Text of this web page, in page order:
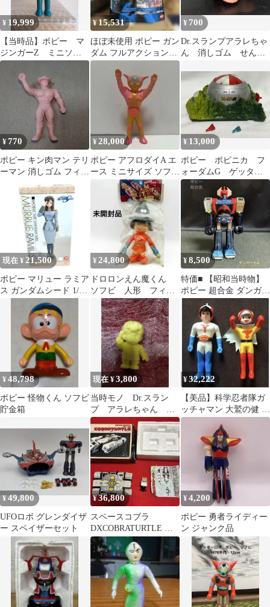
¥ 19,999
【当時品】ポピー マ
ジンガーZ ミニソフ
ビ 昭和レトロ
¥ 15,531
ほぼ未使用 ポピー ガン
ダム フルアクション
RX−78−2 ガンダム
¥ 700
Dr.スランプアラレちゃ
ん 消しゴム せんべ
機 昭和レトロ
¥770
ポピー キン肉マン テリ
ーマン 消しゴム フィギ
ュア キン消し デカ消し
¥28,000
ポピー アフロダイA エ
ース ミニサイズ ソフビ
マジンガーZ レトロ 永
¥ 13,000
ポピー ポピニカ フ
ォーダムG ゲッター
ロボG
現在 ¥ 21,500
ポピー マリュー ラミア
ス ガンダムシード 1/7
B-CLUB フィギュア
¥ 24,800
ドロロンえん魔くん
ソフビ 人形 フィギ
ュア 当時物 永井
豪 昭和レトロ 未開
¥8,500
特価■ 【昭和当時物】
ポピー 超合金 ダンガー
ドA
¥48,798
ポピー 怪物くん ソフビ
貯金箱
現在 ¥3,800
当時モノ Dr.スラン
プ アラレちゃん 消
しゴム チャイナ服＆
ポニーテール 黄色
¥32,222
【美品】科学忍者隊ガ
ッチャマン 大鷲の健 燕
の甚平 ソフビ ポピー
中嶋製作所
¥49,800
UFOロボ グレンダイザ
ー スペイザーセット
¥36,800
スペースコブラ
DXCOBRATURTLE 破
損あり
¥4,200
ポピー 勇者ライディー
ン ジャンク品